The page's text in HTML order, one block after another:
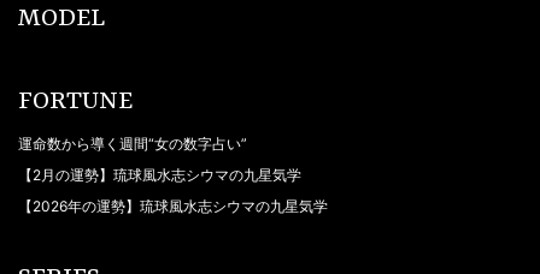
MODEL
FORTUNE
運命数から導く週間“女の数字占い”
【2月の運勢】琉球風水志シウマの九星気学
【2026年の運勢】琉球風水志シウマの九星気学